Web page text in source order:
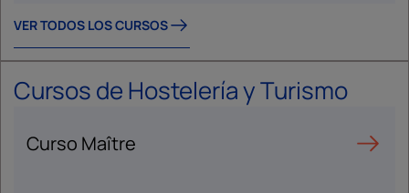
VER TODOS LOS CURSOS
Cursos de Hostelería y Turismo
Curso Maître